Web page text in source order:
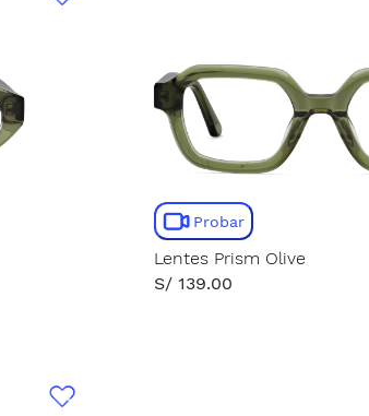
Probar
Lentes Prism Olive
S/ 139.00